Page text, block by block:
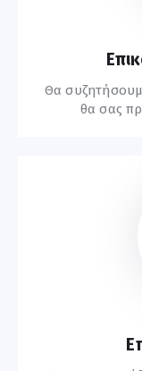
Θα
θα σας